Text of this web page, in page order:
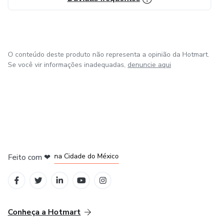
O conteúdo deste produto não representa a opinião da Hotmart.
Se você vir informações inadequadas, denuncie aqui
Feito com ❤ na Cidade do México
Conheça a Hotmart